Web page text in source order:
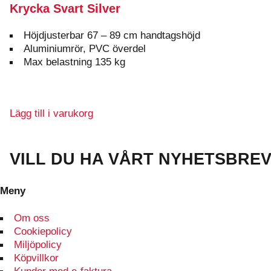
varianter.
olika
alternativen
kan
Krycka Svart Silver
Höjdjusterbar 67 – 89 cm handtagshöjd
Aluminiumrör, PVC överdel
Max belastning 135 kg
Lägg till i varukorg
VILL DU HA VÅRT
Meny
Om oss
Cookiepolicy
Miljöpolicy
Köpvillkor